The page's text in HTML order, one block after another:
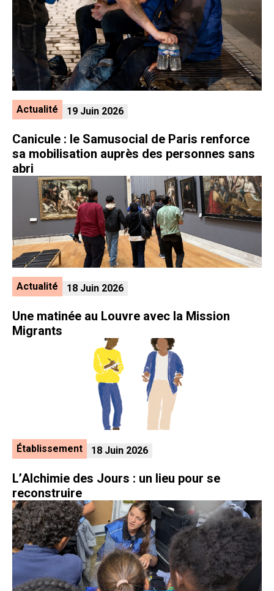
Actualité 19 Juin 2026
Canicule : le Samusocial de Paris renforce
sa mobilisation auprès des personnes sans
abri
Actualité 18 Juin 2026
Une matinée au Louvre avec la Mission
Migrants
Établissement 18 Juin 2026
L’Alchimie des Jours : un lieu pour se
reconstruire